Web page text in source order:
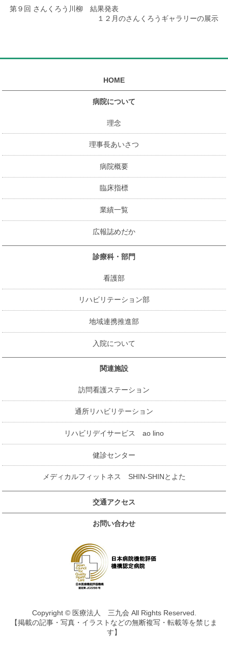
第９回 さんくろう川柳 結果発表
１２月のさんくろうギャラリーの展示
HOME
病院について
理念
理事長あいさつ
病院概要
臨床指標
業績一覧
広報誌めだか
診療科・部門
看護部
リハビリテーション部
地域連携推進部
入院について
関連施設
訪問看護ステーション
通所リハビリテーション
リハビリデイサービス ao lino
健診センター
メディカルフィットネス SHIN-SHINとよた
交通アクセス
お問い合わせ
Copyright © 医療法人 三九会 All Rights Reserved.
【掲載の記事・写真・イラストなどの無断複写・転載等を禁じま
す】